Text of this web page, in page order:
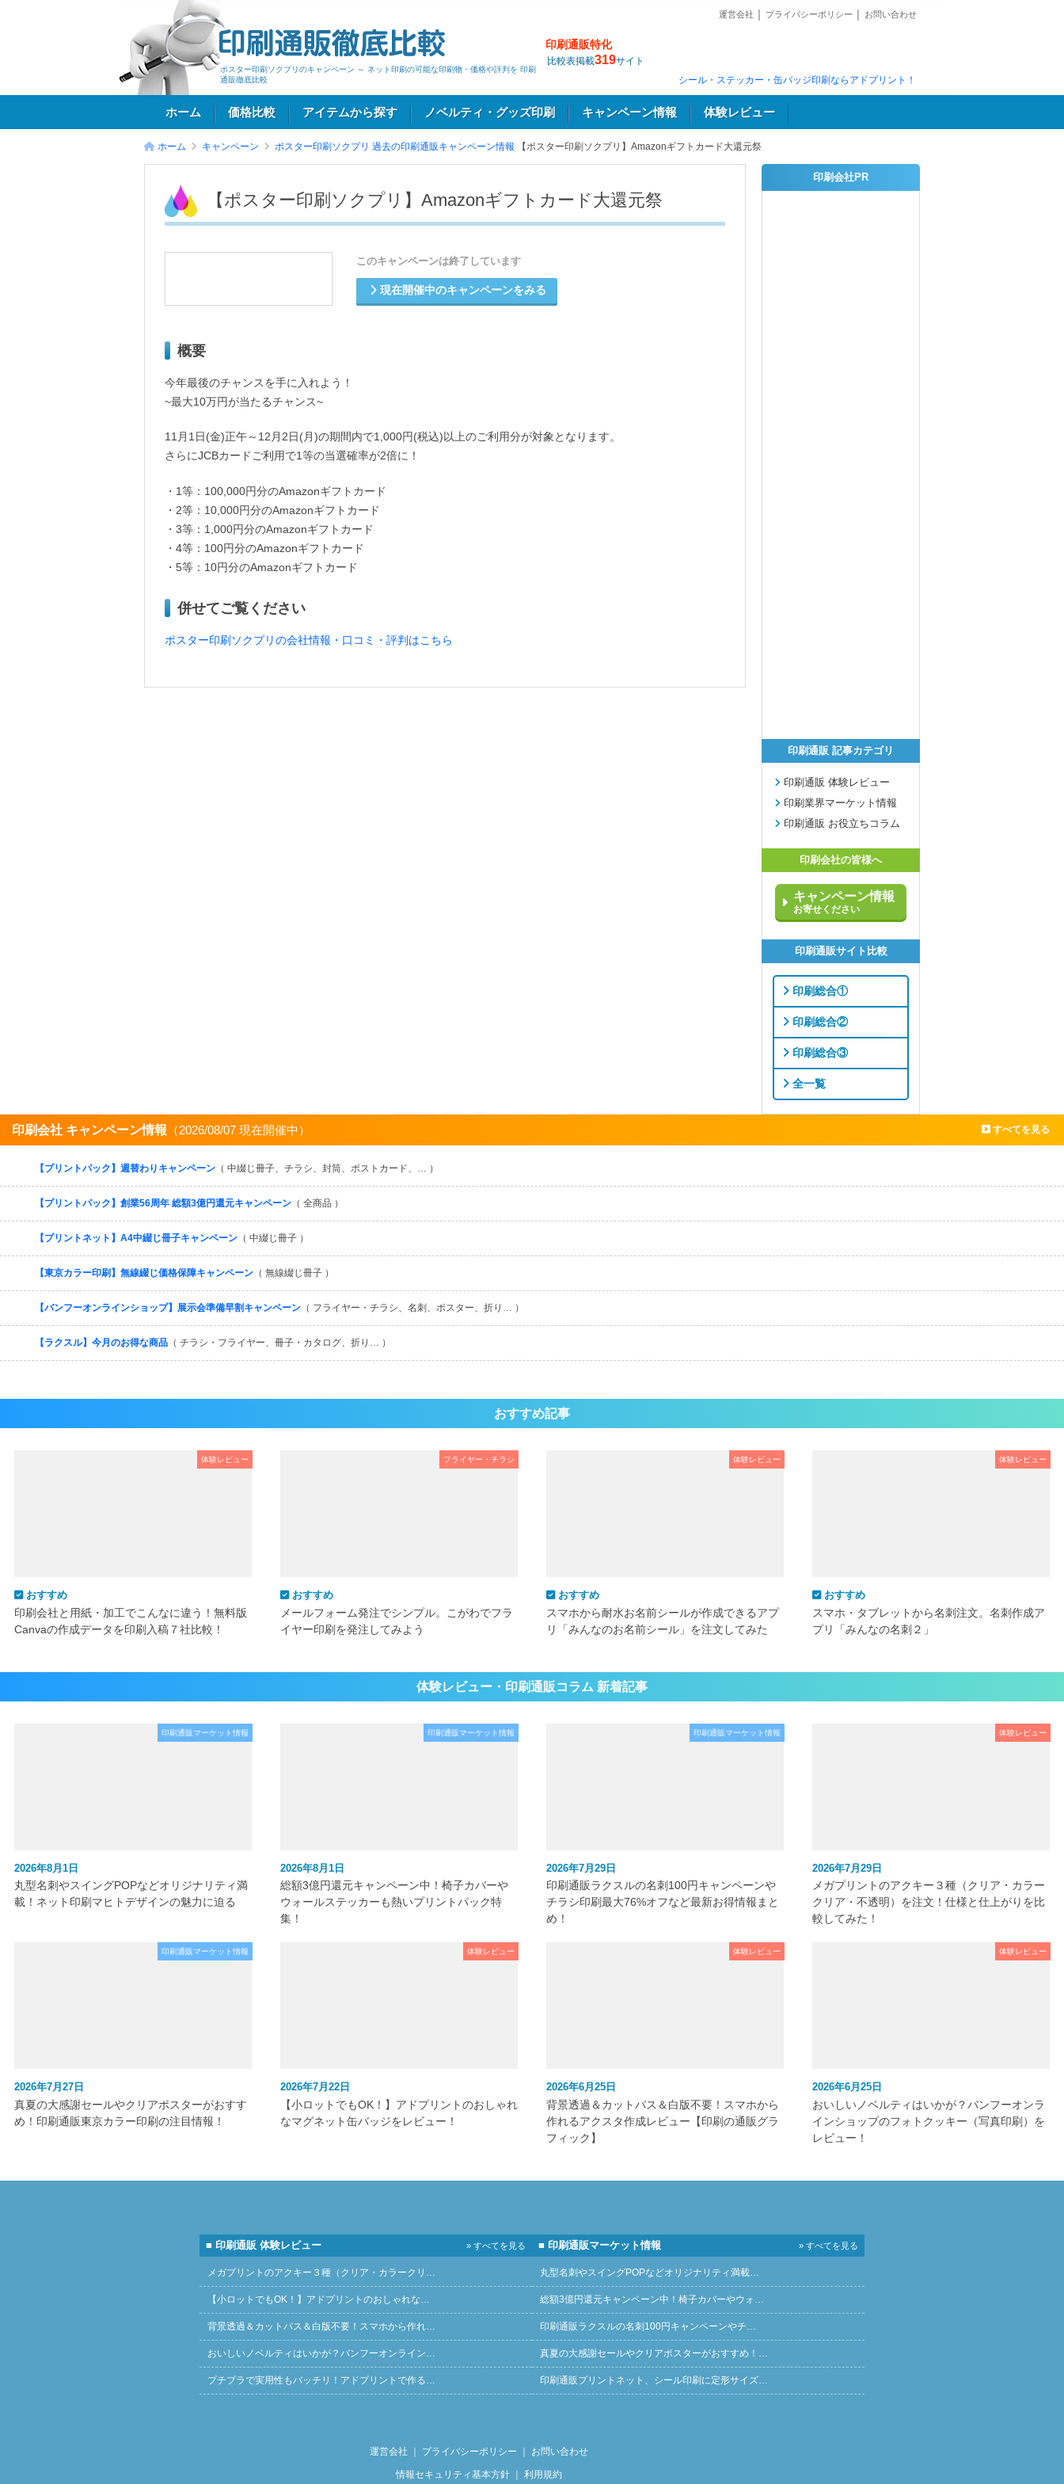
ポスター印刷ソクプリのキャンペーン ～ ネット印刷の可能な印刷物・価格や評判を 印刷
通販徹底比較
印刷通販特化
比較表掲載319サイト
運営会社 プライバシーポリシー お問い合わせ
シール・ステッカー・缶バッジ印刷ならアドプリント！
ホーム 価格比較 アイテムから探す ノベルティ・グッズ印刷 キャンペーン情報 体験レビュー
ホーム キャンペーン ポスター印刷ソクプリ 過去の印刷通販キャンペーン情報 【ポスター印刷ソクプリ】Amazonギフトカード大還元祭
【ポスター印刷ソクプリ】Amazonギフトカード大還元祭
このキャンペーンは終了しています
現在開催中のキャンペーンをみる
概要
今年最後のチャンスを手に入れよう！
~最大10万円が当たるチャンス~
11月1日(金)正午～12月2日(月)の期間内で1,000円(税込)以上のご利用分が対象となります。
さらにJCBカードご利用で1等の当選確率が2倍に！
・1等：100,000円分のAmazonギフトカード
・2等：10,000円分のAmazonギフトカード
・3等：1,000円分のAmazonギフトカード
・4等：100円分のAmazonギフトカード
・5等：10円分のAmazonギフトカード
併せてご覧ください
ポスター印刷ソクプリの会社情報・口コミ・評判はこちら
印刷会社PR
印刷通販 記事カテゴリ
印刷通販 体験レビュー
印刷業界マーケット情報
印刷通販 お役立ちコラム
印刷会社の皆様へ
キャンペーン情報
お寄せください
印刷通販サイト比較
印刷総合①
印刷総合②
印刷総合③
全一覧
印刷会社 キャンペーン情報 （2026/08/07 現在開催中） すべてを見る
【プリントパック】週替わりキャンペーン （ 中綴じ冊子、チラシ、封筒、ポストカード、… ）
【プリントパック】創業56周年 総額3億円還元キャンペーン （ 全商品 ）
【プリントネット】A4中綴じ冊子キャンペーン （ 中綴じ冊子 ）
【東京カラー印刷】無線綴じ価格保障キャンペーン （ 無線綴じ冊子 ）
【バンフーオンラインショップ】展示会準備早割キャンペーン （ フライヤー・チラシ、名刺、ポスター、折り… ）
【ラクスル】今月のお得な商品 （ チラシ・フライヤー、冊子・カタログ、折り… ）
おすすめ記事
体験レビュー
おすすめ
印刷会社と用紙・加工でこんなに違う！無料版
Canvaの作成データを印刷入稿７社比較！
フライヤー・チラシ
おすすめ
メールフォーム発注でシンプル。こがわでフラ
イヤー印刷を発注してみよう
体験レビュー
おすすめ
スマホから耐水お名前シールが作成できるアプ
リ「みんなのお名前シール」を注文してみた
体験レビュー
おすすめ
スマホ・タブレットから名刺注文。名刺作成ア
プリ「みんなの名刺２」
体験レビュー・印刷通販コラム 新着記事
印刷通販マーケット情報
2026年8月1日
丸型名刺やスイングPOPなどオリジナリティ満
載！ネット印刷マヒトデザインの魅力に迫る
印刷通販マーケット情報
2026年8月1日
総額3億円還元キャンペーン中！椅子カバーや
ウォールステッカーも熱いプリントパック特
集！
印刷通販マーケット情報
2026年7月29日
印刷通販ラクスルの名刺100円キャンペーンや
チラシ印刷最大76%オフなど最新お得情報まと
め！
体験レビュー
2026年7月29日
メガプリントのアクキー３種（クリア・カラー
クリア・不透明）を注文！仕様と仕上がりを比
較してみた！
印刷通販マーケット情報
2026年7月27日
真夏の大感謝セールやクリアポスターがおすす
め！印刷通販東京カラー印刷の注目情報！
体験レビュー
2026年7月22日
【小ロットでもOK！】アドプリントのおしゃれ
なマグネット缶バッジをレビュー！
体験レビュー
2026年6月25日
背景透過＆カットパス＆白版不要！スマホから
作れるアクスタ作成レビュー【印刷の通販グラ
フィック】
体験レビュー
2026年6月25日
おいしいノベルティはいかが？バンフーオンラ
インショップのフォトクッキー（写真印刷）を
レビュー！
■ 印刷通販 体験レビュー » すべてを見る
メガプリントのアクキー３種（クリア・カラークリ…
【小ロットでもOK！】アドプリントのおしゃれな…
背景透過＆カットパス＆白版不要！スマホから作れ…
おいしいノベルティはいかが？バンフーオンライン…
プチプラで実用性もバッチリ！アドプリントで作る…
■ 印刷通販マーケット情報 » すべてを見る
丸型名刺やスイングPOPなどオリジナリティ満載…
総額3億円還元キャンペーン中！椅子カバーやウォ…
印刷通販ラクスルの名刺100円キャンペーンやチ…
真夏の大感謝セールやクリアポスターがおすすめ！…
印刷通販プリントネット、シール印刷に定形サイズ…
運営会社 ｜ プライバシーポリシー ｜ お問い合わせ
情報セキュリティ基本方針｜ 利用規約